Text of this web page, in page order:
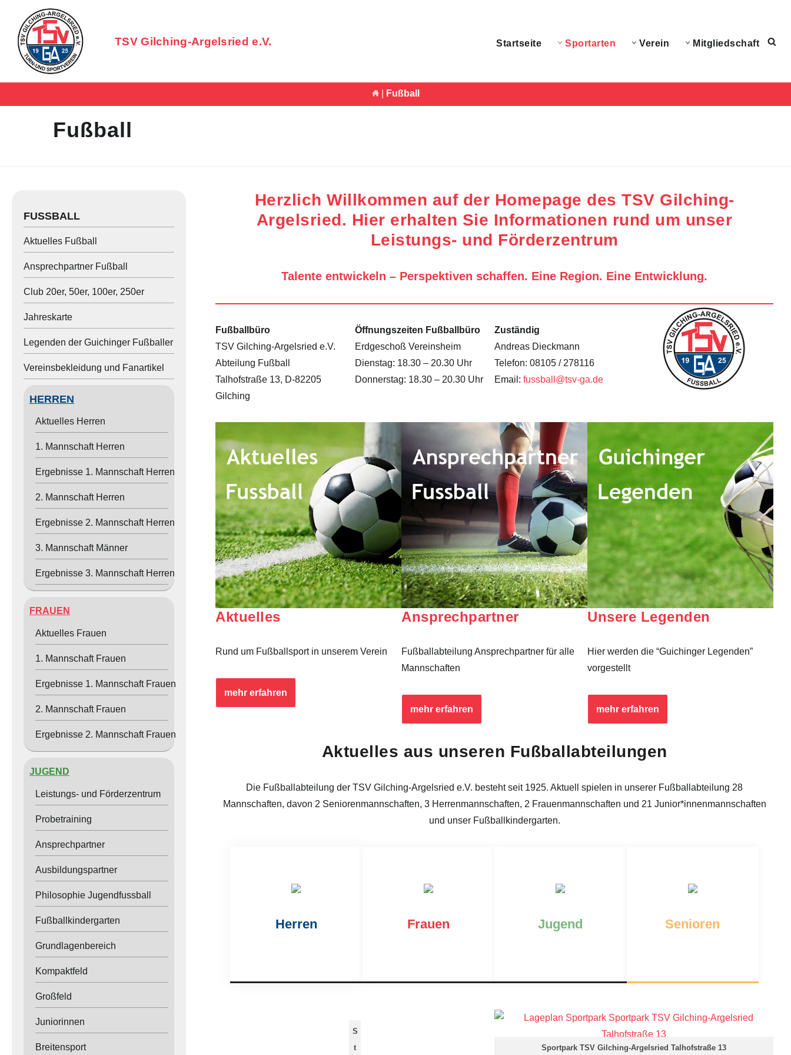
Zum
Inhalt
springen
TSV Gilching-Argelsried e.V. Startseite Sportarten
Badminton
Cricket
Handball
Judo
Leichtathletik
Rhönradturnen
Schach
Sportkinder
Stockschiessen
Tennis
Tischtennis
Turnen
Volleyball
Angebot für Kinder
Verein Mitgliedschaft
| Fußball
Fußball
FUSSBALL
Aktuelles Fußball
Ansprechpartner Fußball
Club 20er, 50er, 100er, 250er
Jahreskarte
Legenden der Guichinger Fußballer
Vereinsbekleidung und Fanartikel
HERREN
Aktuelles Herren
1. Mannschaft Herren
Ergebnisse 1. Mannschaft Herren
2. Mannschaft Herren
Ergebnisse 2. Mannschaft Herren
3. Mannschaft Männer
Ergebnisse 3. Mannschaft Herren
FRAUEN
Aktuelles Frauen
1. Mannschaft Frauen
Ergebnisse 1. Mannschaft Frauen
2. Mannschaft Frauen
Ergebnisse 2. Mannschaft Frauen
JUGEND
Leistungs- und Förderzentrum
Probetraining
Ansprechpartner
Ausbildungspartner
Philosophie Jugendfussball
Fußballkindergarten
Grundlagenbereich
Kompaktfeld
Großfeld
Juniorinnen
Breitensport
Herzlich Willkommen auf der Homepage des TSV Gilching-
Argelsried. Hier erhalten Sie Informationen rund um unser
Leistungs- und Förderzentrum
Talente entwickeln – Perspektiven schaffen. Eine Region. Eine Entwicklung.
Fußballbüro
TSV Gilching-Argelsried e.V.
Abteilung Fußball
Talhofstraße 13, D-82205
Gilching
Öffnungszeiten Fußballbüro
Erdgeschoß Vereinsheim
Dienstag: 18.30 – 20.30 Uhr
Donnerstag: 18.30 – 20.30 Uhr
Zuständig
Andreas Dieckmann
Telefon: 08105 / 278116
Email: fussball@tsv-ga.de
Aktuelles
Rund um Fußballsport in unserem Verein
mehr erfahren
Ansprechpartner
Fußballabteilung Ansprechpartner für alle
Mannschaften
mehr erfahren
Unsere Legenden
Hier werden die “Guichinger Legenden”
vorgestellt
mehr erfahren
Aktuelles aus unseren Fußballabteilungen
Die Fußballabteilung der TSV Gilching-Argelsried e.V. besteht seit 1925. Aktuell spielen in unserer Fußballabteilung 28
Mannschaften, davon 2 Seniorenmannschaften, 3 Herrenmannschaften, 2 Frauenmannschaften und 21 Junior*innenmannschaften
und unser Fußballkindergarten.
Herren Frauen Jugend Senioren
S
t
Sportpark TSV Gilching-Argelsried Talhofstraße 13